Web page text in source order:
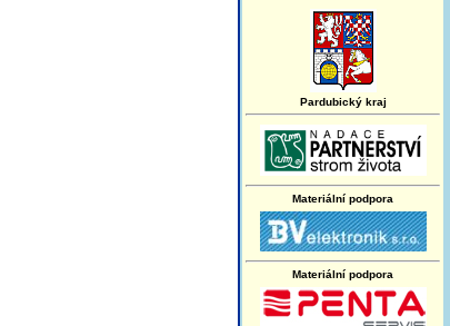
Pardubický kraj
Materiální podpora
Materiální podpora